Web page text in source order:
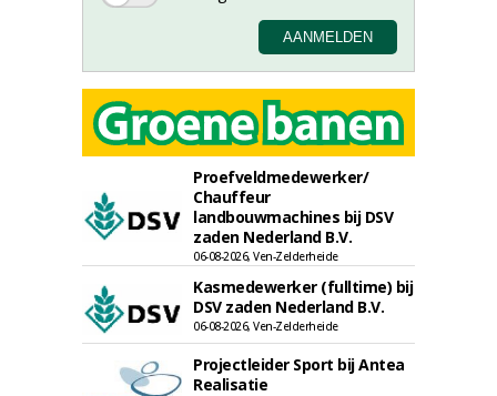
Proefveldmedewerker/
Chauffeur
landbouwmachines bij DSV
zaden Nederland B.V.
06-08-2026, Ven-Zelderheide
Kasmedewerker (fulltime) bij
DSV zaden Nederland B.V.
06-08-2026, Ven-Zelderheide
Projectleider Sport bij Antea
Realisatie